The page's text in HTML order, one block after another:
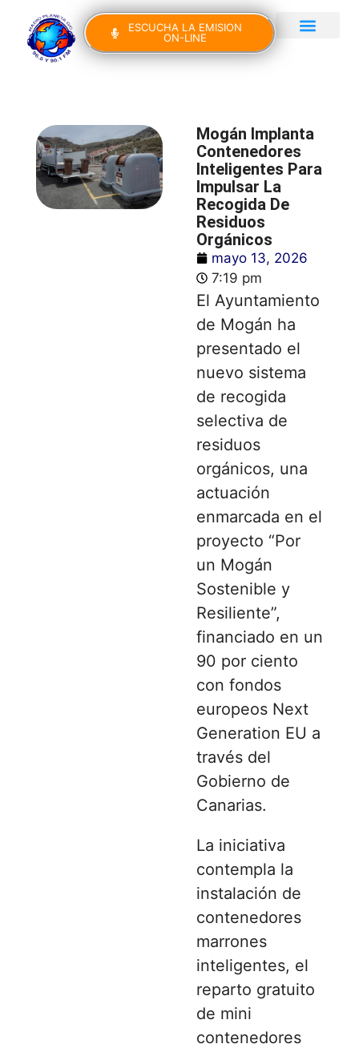
ESCUCHA LA EMISION
ON-LINE
Mogán Implanta
Contenedores
Inteligentes Para
Impulsar La
Recogida De
Residuos
Orgánicos
mayo 13, 2026
7:19 pm
El Ayuntamiento
de Mogán ha
presentado el
nuevo sistema
de recogida
selectiva de
residuos
orgánicos, una
actuación
enmarcada en el
proyecto “Por
un Mogán
Sostenible y
Resiliente”,
financiado en un
90 por ciento
con fondos
europeos Next
Generation EU a
través del
Gobierno de
Canarias.
La iniciativa
contempla la
instalación de
contenedores
marrones
inteligentes, el
reparto gratuito
de mini
contenedores